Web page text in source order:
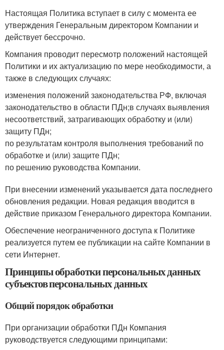
Настоящая Политика вступает в силу с момента ее
утверждения Генеральным директором Компании и
действует бессрочно.
Компания проводит пересмотр положений настоящей
Политики и их актуализацию по мере необходимости, а
также в следующих случаях:
изменения положений законодательства РФ, включая
законодательство в области ПДн;в случаях выявления
несоответствий, затрагивающих обработку и (или)
защиту ПДн;
по результатам контроля выполнения требований по
обработке и (или) защите ПДн;
по решению руководства Компании.
При внесении изменений указывается дата последнего
обновления редакции. Новая редакция вводится в
действие приказом Генерального директора Компании.
Обеспечение неограниченного доступа к Политике
реализуется путем ее публикации на сайте Компании в
сети Интернет.
Принципы обработки персональных данных
субъектов персональных данных
Общий порядок обработки
При организации обработки ПДн Компания
руководствуется следующими принципами: